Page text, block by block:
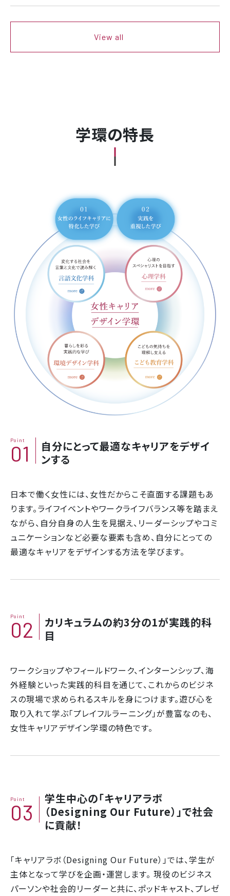
View all
学環の特長
Point
01
自分にとって最適なキャリアをデザイ
ンする
日本で働く女性には、女性だからこそ直面する課題もあ
ります。ライフイベントやワークライフバランス等を踏まえ
ながら、自分自身の人生を見据え、リーダーシップやコミ
ュニケーションなど必要な要素も含め、自分にとっての
最適なキャリアをデザインする方法を学びます。
Point
02
カリキュラムの約3分の1が実践的科
目
ワークショップやフィールドワーク、インターンシップ、海
外経験といった実践的科目を通じて、これからのビジネ
スの現場で求められるスキルを身につけます。遊び心を
取り入れて学ぶ「プレイフルラーニング」が豊富なのも、
女性キャリアデザイン学環の特色です。
Point
03
学生中心の「キャリアラボ
（Designing Our Future）」で社会
に貢献！
「キャリアラボ（Designing Our Future）」では、学生が
主体となって学びを企画・運営します。 現役のビジネス
パーソンや社会的リーダーと共に、ポッドキャスト、プレゼ